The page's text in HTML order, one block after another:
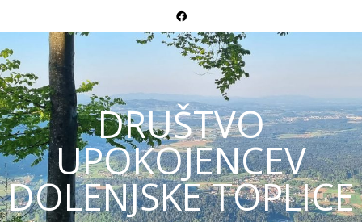
DRUŠTVO
UPOKOJENCEV
DOLENJSKE TOPLICE